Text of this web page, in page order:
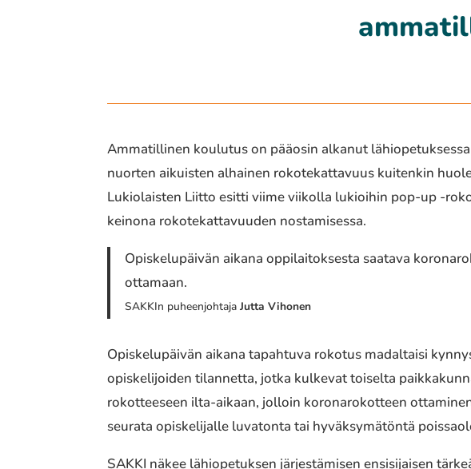
Ammatillinen koulutus on pääosin alkanut
nuorten aikuisten alhainen rokotekattavuus kuitenkin
Lukiolaisten Liitto esitti viime viikolla lukioihin pop-up -
keinona rokotekattavuuden nostamisessa.
Opiskelupäivän aikana oppilaitoksesta saatava
ottamaan.
SAKKIn puheenjohtaja Jutta Vihonen
Opiskelupäivän aikana tapahtuva rokotus madaltaisi
opiskelijoiden tilannetta, jotka kulkevat toiselta
rokotteeseen ilta-aikaan, jolloin koronarokotteen
seurata opiskelijalle luvatonta tai hyväksymätöntä
SAKKI näkee lähiopetuksen järjestämisen ensisijaisen